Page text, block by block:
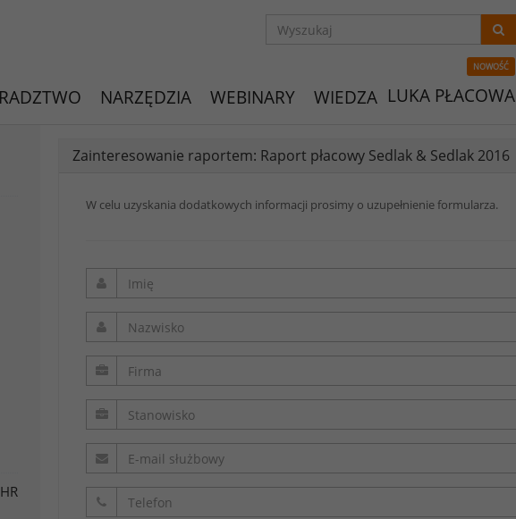
NARZĘDZIA WEBINARY WIEDZA
NOWOŚĆ
LUKA PŁACOWA
Zainteresowanie raportem: Raport płacowy Sedlak & Sedlak 2016
W celu uzyskania dodatkowych informacji prosimy o uzupełnienie formularza.